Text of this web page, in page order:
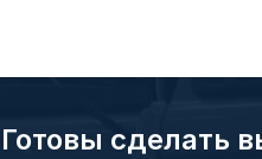
Готовы сделать